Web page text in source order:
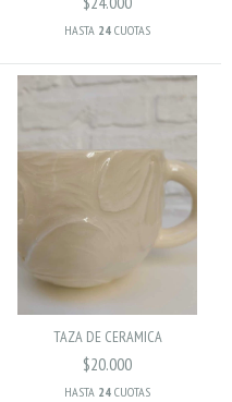
HASTA 24 CUOTAS
TAZA DE CERAMICA
$20.000
HASTA 24 CUOTAS